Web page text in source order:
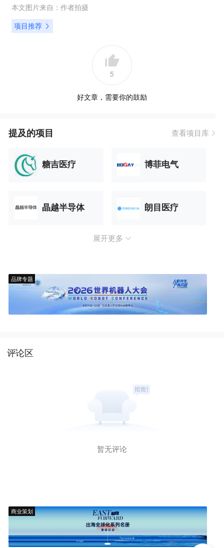
本文图片来自： 作者拍摄
项目推荐
5
好文章，需要你的鼓励
提及的项目 查看项目库
糖吉医疗 博菲电气
晶越半导体 朗目医疗
展开更多
品牌专题
评论区
暂无评论
商业策划